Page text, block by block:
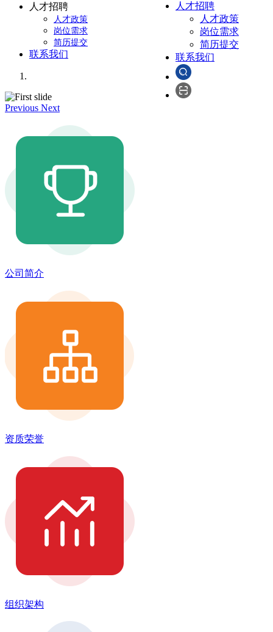
人才招聘
人才政策
岗位需求
简历提交
联系我们
人才招聘
人才政策
岗位需求
简历提交
联系我们
Previous Next
公司简介
资质荣誉
组织架构